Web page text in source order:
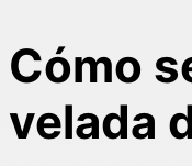
Cómo
velada